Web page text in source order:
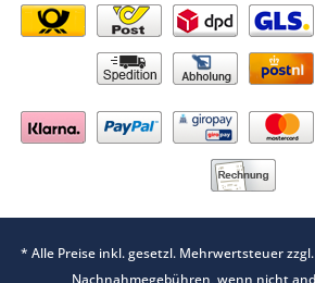
* Alle Preise inkl. gesetzl. Mehrwertsteuer zzgl.
Nachnahmegebühren, wenn nicht